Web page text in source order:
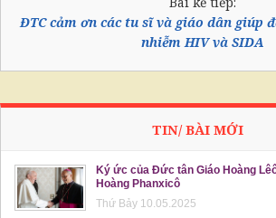
ĐTC cảm ơn các tu sĩ và giáo dân giúp
nhiễm HIV và SIDA
TIN/ BÀI MỚI
Ký ức của Đức tân Giáo Hoàng
Hoàng Phanxicô
Thứ Bảy 10.05.2025